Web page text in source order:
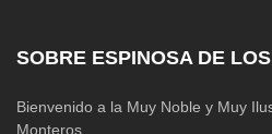
SOBRE ESPINOSA DE
Bienvenido a la Muy Noble y Muy
Monteros.